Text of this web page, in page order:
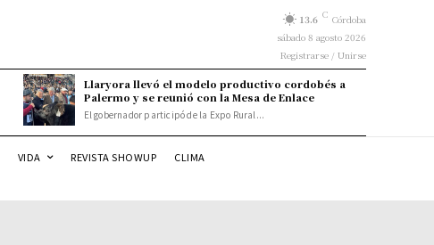
13.6 C Córdoba
sábado 8 agosto 2026
Registrarse / Unirse
Llaryora llevó el modelo productivo cordobés a
Palermo y se reunió con la Mesa de Enlace
El gobernador participó de la Expo Rural...
VIDA REVISTA SHOWUP CLIMA